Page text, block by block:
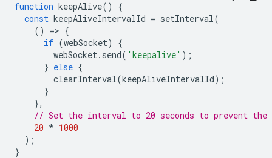
function keepAlive()
{
const keepAliveIntervalId = setInterval(
()
=> {
if (webSocket)
{
webSocket. send( 'keepalive' );
} else {
clearInterval(keepAliveIntervalId);
}
},
// Set the interval to 20 seconds to prevent the
20 * 1000
);
}